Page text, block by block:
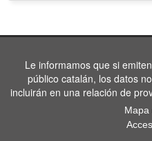
Le informamos que si
público catalán, los datos
incluirán en una relación de
Mapa